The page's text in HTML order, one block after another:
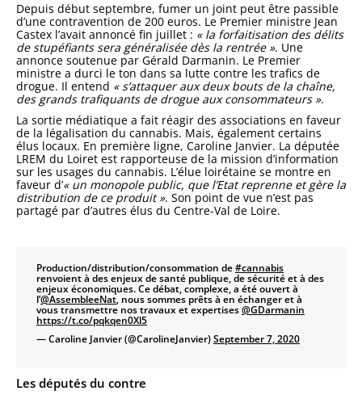
Depuis début septembre, fumer un joint peut être passible
d’une contravention de 200 euros. Le Premier ministre Jean
Castex l’avait annoncé fin juillet : « la forfaitisation des délits
de stupéfiants sera généralisée dès la rentrée ». Une
annonce soutenue par Gérald Darmanin. Le Premier
ministre a durci le ton dans sa lutte contre les trafics de
drogue. Il entend « s’attaquer aux deux bouts de la chaîne,
des grands trafiquants de drogue aux consommateurs ».
La sortie médiatique a fait réagir des associations en faveur
de la légalisation du cannabis. Mais, également certains
élus locaux. En première ligne, Caroline Janvier. La députée
LREM du Loiret est rapporteuse de la mission d’information
sur les usages du cannabis. L’élue loirétaine se montre en
faveur d’« un monopole public, que l’Etat reprenne et gère la
distribution de ce produit ». Son point de vue n’est pas
partagé par d’autres élus du Centre-Val de Loire.
Production/distribution/consommation de#cannabis
renvoient à des enjeux de santé publique, de sécurité et à des
enjeux économiques. Ce débat, complexe, a été ouvert à
l’@AssembleeNat, nous sommes prêts à en échanger et à
vous transmettre nos travaux et expertises@GDarmanin
https://t.co/pqkqen0Xl5
— Caroline Janvier (@CarolineJanvier)September 7, 2020
Les députés du contre